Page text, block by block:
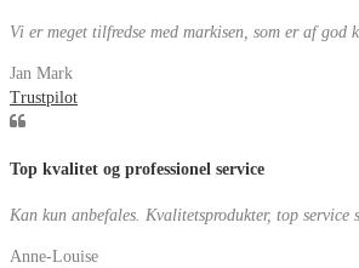
Vi er meget tilfredse med markisen, som er af
Jan Mark
Trustpilot
Top kvalitet og professionel service
Kan kun anbefales. Kvalitetsprodukter, top
Anne-Louise